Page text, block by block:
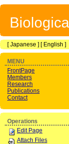
[Japanese ] [ English ]
MENU
FrontPage
Members
Research
Publications
Contact
Operations
Edit Page
Attach Files